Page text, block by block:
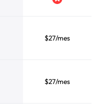
No
$27/mes
$27/mes